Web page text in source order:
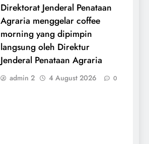
Direktorat Jenderal Penataan
Agraria menggelar coffee
morning yang dipimpin
langsung oleh Direktur
Jenderal Penataan Agraria
admin 2 4 August 2026 0